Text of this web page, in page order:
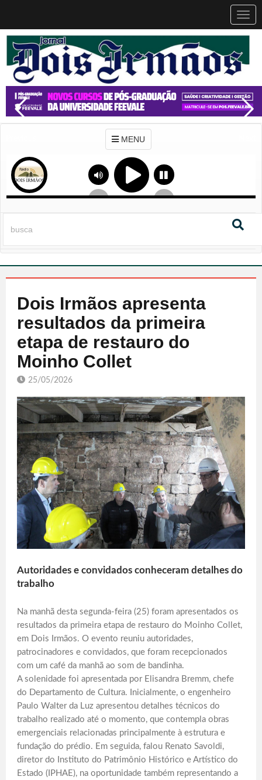
MENU
Dois Irmãos apresenta
resultados da primeira
etapa de restauro do
Moinho Collet
25/05/2026
Autoridades e convidados conheceram detalhes do
trabalho
Na manhã desta segunda-feira (25) foram apresentados os
resultados da primeira etapa de restauro do Moinho Collet,
em Dois Irmãos. O evento reuniu autoridades,
patrocinadores e convidados, que foram recepcionados
com um café da manhã ao som de bandinha.
A solenidade foi apresentada por Elisandra Bremm, chefe
do Departamento de Cultura. Inicialmente, o engenheiro
Paulo Walter da Luz apresentou detalhes técnicos do
trabalho realizado até o momento, que contempla obras
emergenciais relacionadas principalmente à estrutura e
fundação do prédio. Em seguida, falou Renato Savoldi,
diretor do Instituto do Patrimônio Histórico e Artístico do
Estado (IPHAE), na oportunidade também representando a